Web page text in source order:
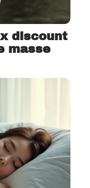
discount
masse